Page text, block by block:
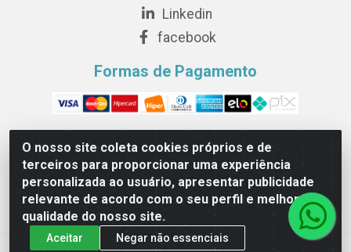
O nosso site coleta cookies próprios e de
terceiros para proporcionar uma experiência
personalizada ao usuário, apresentar publicidade
relevante de acordo com o seu perfil e melhorar a
qualidade do nosso site.
Aceitar Negar não essenciais
Linkedin
facebook
Formas de Pagamento
Novesete Distribuidora LTDA - Avenida Setecentos, S/N,
Terminal Intermodal da Serra, Serra/ES - CEP 29161-414 -
CNPJ 29.479.604/0001-44